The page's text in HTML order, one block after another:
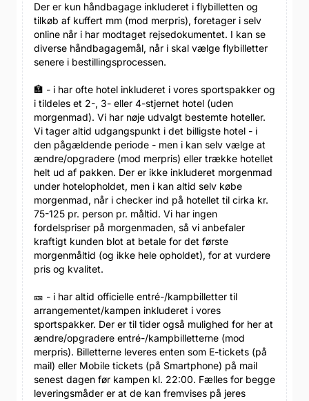
Der er kun håndbagage inkluderet i flybilletten og
tilkøb af kuffert mm (mod merpris), foretager i selv
online når i har modtaget rejsedokumentet. I kan se
diverse håndbagagemål, når i skal vælge flybilletter
senere i bestillingsprocessen.
🏣 - i har ofte hotel inkluderet i vores sportspakker og
i tildeles et 2-, 3- eller 4-stjernet hotel (uden
morgenmad). Vi har nøje udvalgt bestemte hoteller.
Vi tager altid udgangspunkt i det billigste hotel - i
den pågældende periode - men i kan selv vælge at
ændre/opgradere (mod merpris) eller trække hotellet
helt ud af pakken. Der er ikke inkluderet morgenmad
under hotelopholdet, men i kan altid selv købe
morgenmad, når i checker ind på hotellet til cirka kr.
75-125 pr. person pr. måltid. Vi har ingen
fordelspriser på morgenmaden, så vi anbefaler
kraftigt kunden blot at betale for det første
morgenmåltid (og ikke hele opholdet), for at vurdere
pris og kvalitet.
🎫 - i har altid officielle entré-/kampbilletter til
arrangementet/kampen inkluderet i vores
sportspakker. Der er til tider også mulighed for her at
ændre/opgradere entré-/kampbilletterne (mod
merpris). Billetterne leveres enten som E-tickets (på
mail) eller Mobile tickets (på Smartphone) på mail
senest dagen før kampen kl. 22:00. Fælles for begge
leveringsmåder er at de kan fremvises på jeres